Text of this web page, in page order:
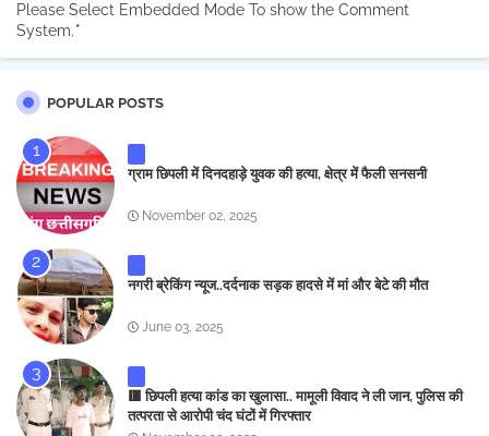
Please Select Embedded Mode To show the Comment
System.*
POPULAR POSTS
ग्राम छिपली में दिनदहाड़े युवक की हत्या, क्षेत्र में फैली सनसनी
November 02, 2025
नगरी ब्रेकिंग न्यूज..दर्दनाक सड़क हादसे में मां और बेटे की मौत
June 03, 2025
🟥 छिपली हत्या कांड का खुलासा.. मामूली विवाद ने ली जान, पुलिस की
तत्परता से आरोपी चंद घंटों में गिरफ्तार